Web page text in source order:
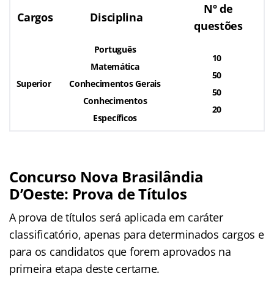
Cargos Disciplina
Nº de
questões
Superior
Português
Matemática
Conhecimentos Gerais
Conhecimentos
Específicos
10
50
50
20
Concurso Nova Brasilândia
D’Oeste: Prova de Títulos
A prova de títulos será aplicada em caráter
classificatório, apenas para determinados cargos e
para os candidatos que forem aprovados na
primeira etapa deste certame.